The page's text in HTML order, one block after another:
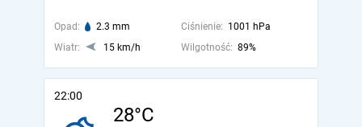
Opad: 2.3 mm Ciśnienie: 1001 hPa
Wiatr:
15 km/h Wilgotność: 89%
22:00
28°C